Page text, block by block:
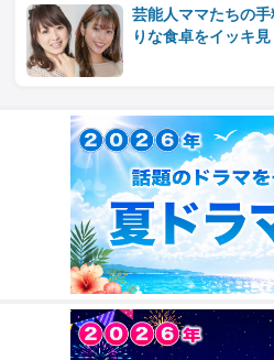
芸能人ママたちの
りな食卓をイッキ見